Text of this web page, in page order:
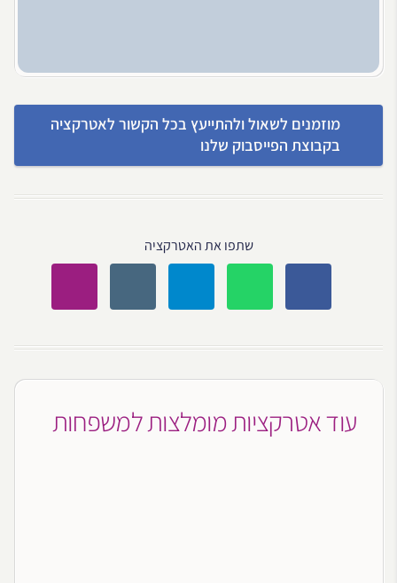
מוזמנים לשאול ולהתייעץ בכל הקשור לאטרקציה
בקבוצת הפייסבוק שלנו
שתפו את האטרקציה
עוד אטרקציות מומלצות למשפחות